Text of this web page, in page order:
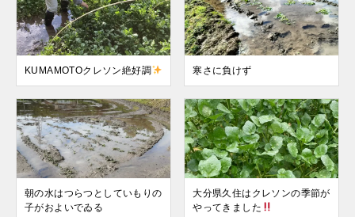
KUMAMOTOクレソン絶好調 寒さに負けず
朝の水はつらつとしていもりの
子がおよいでゐる
大分県久住はクレソンの季節が
やってきました